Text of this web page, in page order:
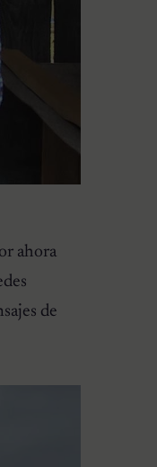
ahora
de